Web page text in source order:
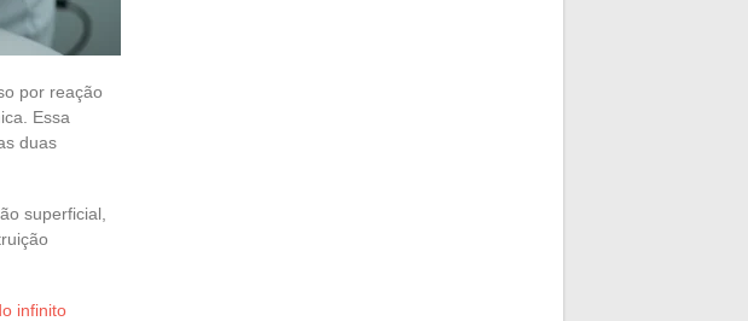
por reação
Essa
duas
superficial,
infinito